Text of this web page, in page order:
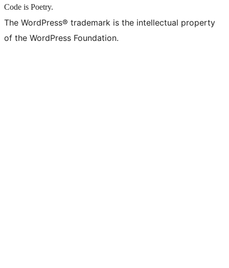
Code is Poetry.
The WordPress® trademark is the intellectual property
of the WordPress Foundation.